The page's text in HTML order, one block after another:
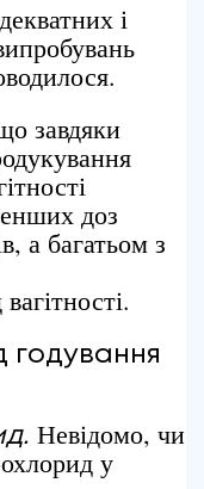
і
завдяки
доз
а багатьом з
годування
Невідомо, чи
у